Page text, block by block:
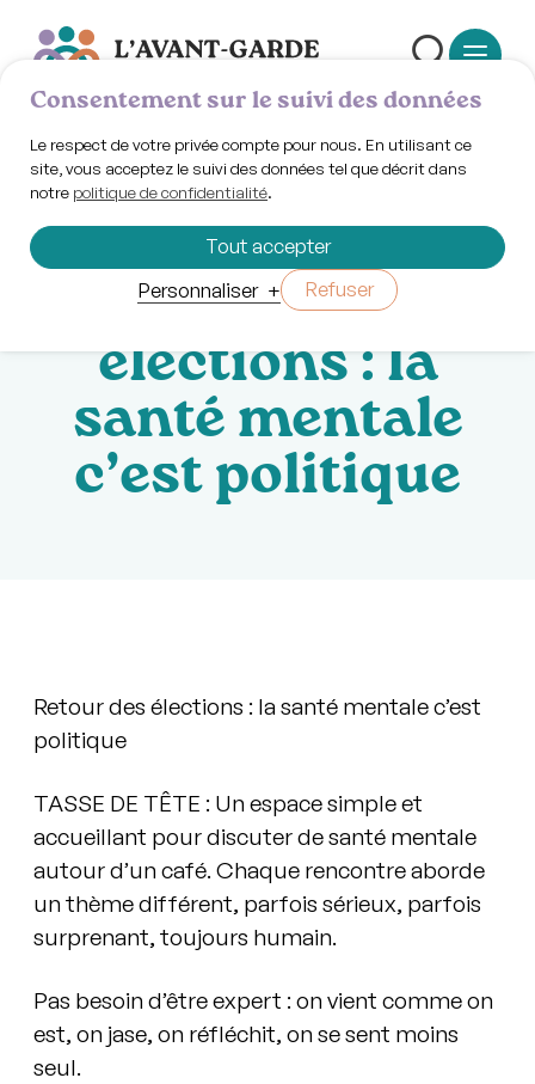
Vendredi 2 mai 2025 | 09h00
Tasse de tête :
Retour des
élections : la
santé mentale
c’est politique
Retour des élections : la santé mentale c’est
politique
TASSE DE TÊTE : Un espace simple et
accueillant pour discuter de santé mentale
autour d’un café. Chaque rencontre aborde
un thème différent, parfois sérieux, parfois
surprenant, toujours humain.
Pas besoin d’être expert : on vient comme on
est, on jase, on réfléchit, on se sent moins
seul.
Consentement sur le suivi des données
Le respect de votre privée compte pour nous. En utilisant ce
site, vous acceptez le suivi des données tel que décrit dans
notre politique de confidentialité.
Personnaliser + Refuser
Tout accepter